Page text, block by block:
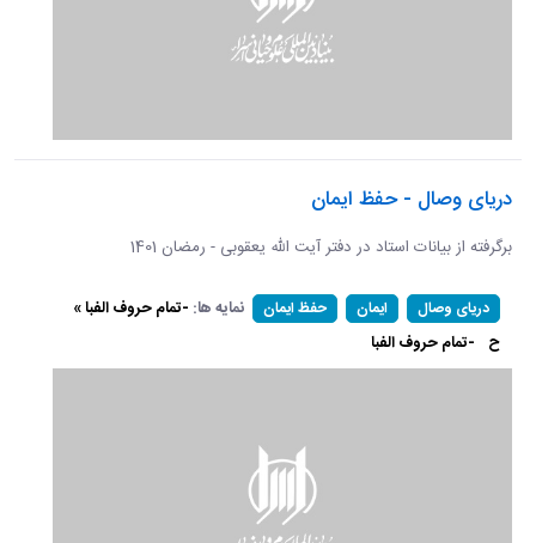
دریای وصال - حفظ ایمان
برگرفته از بیانات استاد در دفتر آیت الله یعقوبی - رمضان 1401
دریای وصال ایمان حفظ ایمان نمایه ها: -تمام حروف الفبا »
ح -تمام حروف الفبا